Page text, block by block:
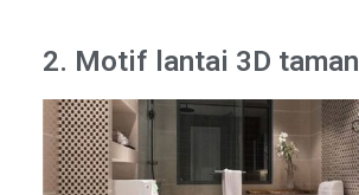
2. Motif lantai 3D taman